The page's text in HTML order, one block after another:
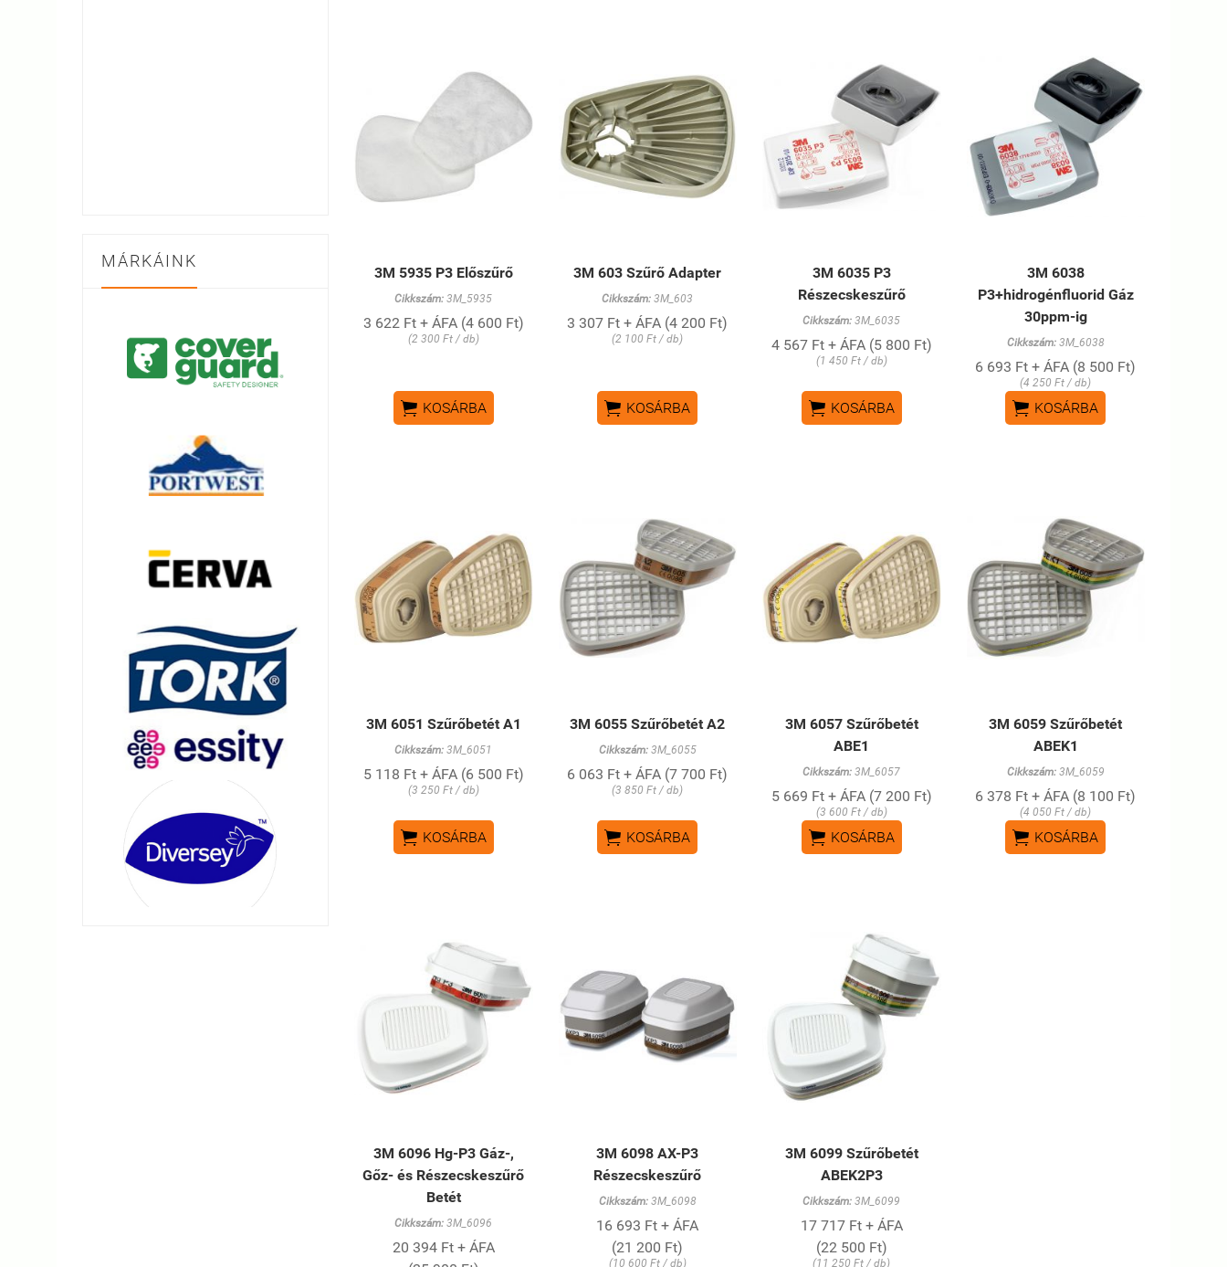
MÁRKÁINK
3M 5935 P3 Előszűrő
Cikkszám: 3M_5935
3 622 Ft + ÁFA (4 600 Ft)
(2 300 Ft / db)
 KOSÁRBA
3M 603 Szűrő Adapter
Cikkszám: 3M_603
3 307 Ft + ÁFA (4 200 Ft)
(2 100 Ft / db)
 KOSÁRBA
3M 6035 P3
Részecskeszűrő
Cikkszám: 3M_6035
4 567 Ft + ÁFA (5 800 Ft)
(1 450 Ft / db)
 KOSÁRBA
3M 6038
P3+hidrogénfluorid Gáz
30ppm-ig
Cikkszám:3M_6038
6 693 Ft + ÁFA (8 500 Ft)
(4 250 Ft / db)
 KOSÁRBA
3M 6051 Szűrőbetét A1
Cikkszám: 3M_6051
5 118 Ft + ÁFA (6 500 Ft)
(3 250 Ft / db)
 KOSÁRBA
3M 6055 Szűrőbetét A2
Cikkszám:3M_6055
6 063 Ft + ÁFA (7 700 Ft)
(3 850 Ft / db)
 KOSÁRBA
3M 6057 Szűrőbetét
ABE1
Cikkszám: 3M_6057
5 669 Ft + ÁFA (7 200 Ft)
(3 600 Ft / db)
 KOSÁRBA
3M 6059 Szűrőbetét
ABEK1
Cikkszám:3M_6059
6 378 Ft + ÁFA (8 100 Ft)
(4 050 Ft / db)
 KOSÁRBA
3M 6096 Hg-P3 Gáz-,
Gőz- és Részecskeszűrő
Betét
Cikkszám: 3M_6096
20 394 Ft + ÁFA
3M 6098 AX-P3
Részecskeszűrő
Cikkszám:3M_6098
16 693 Ft + ÁFA
(21 200 Ft)
(10 600 Ft / db)
3M 6099 Szűrőbetét
ABEK2P3
Cikkszám: 3M_6099
17 717 Ft + ÁFA
(22 500 Ft)
(11 250 Ft / db)